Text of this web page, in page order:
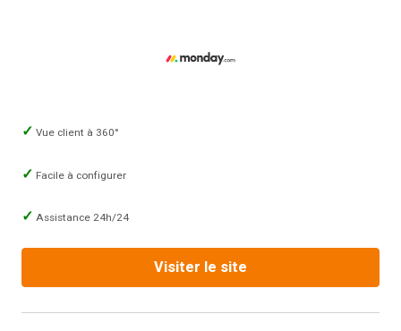
Vue client à 360°
Facile à configurer
Assistance 24h/24
Visiter le site